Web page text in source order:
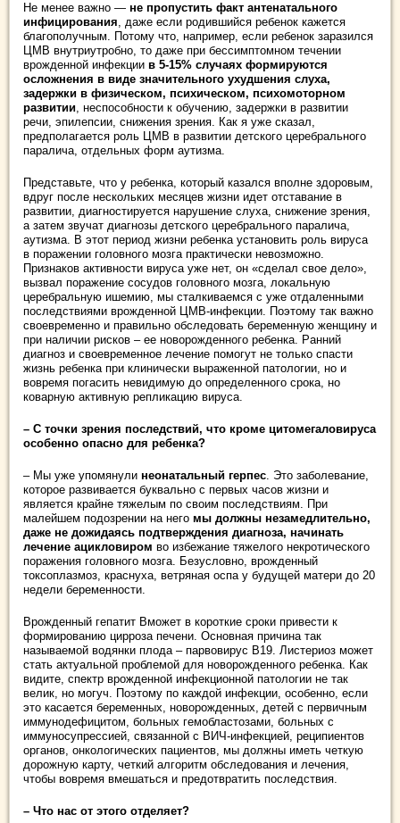
Не менее важно — не пропустить факт антенатального
инфицирования, даже если родившийся ребенок кажется
благополучным. Потому что, например, если ребенок заразился
ЦМВ внутриутробно, то даже при бессимптомном течении
врожденной инфекции в 5-15% случаях формируются
осложнения в виде значительного ухудшения слуха,
задержки в физическом, психическом, психомоторном
развитии, неспособности к обучению, задержки в развитии
речи, эпилепсии, снижения зрения. Как я уже сказал,
предполагается роль ЦМВ в развитии детского церебрального
паралича, отдельных форм аутизма.
Представьте, что у ребенка, который казался вполне здоровым,
вдруг после нескольких месяцев жизни идет отставание в
развитии, диагностируется нарушение слуха, снижение зрения,
а затем звучат диагнозы детского церебрального паралича,
аутизма. В этот период жизни ребенка установить роль вируса
в поражении головного мозга практически невозможно.
Признаков активности вируса уже нет, он «сделал свое дело»,
вызвал поражение сосудов головного мозга, локальную
церебральную ишемию, мы сталкиваемся с уже отдаленными
последствиями врожденной ЦМВ-инфекции. Поэтому так важно
своевременно и правильно обследовать беременную женщину и
при наличии рисков – ее новорожденного ребенка. Ранний
диагноз и своевременное лечение помогут не только спасти
жизнь ребенка при клинически выраженной патологии, но и
вовремя погасить невидимую до определенного срока, но
коварную активную репликацию вируса.
– С точки зрения последствий, что кроме цитомегаловируса
особенно опасно для ребенка?
– Мы уже упомянули неонатальный герпес. Это заболевание,
которое развивается буквально с первых часов жизни и
является крайне тяжелым по своим последствиям. При
малейшем подозрении на него мы должны незамедлительно,
даже не дожидаясь подтверждения диагноза, начинать
лечение ацикловиром во избежание тяжелого некротического
поражения головного мозга. Безусловно, врожденный
токсоплазмоз, краснуха, ветряная оспа у будущей матери до 20
недели беременности.
Врожденный гепатит Bможет в короткие сроки привести к
формированию цирроза печени. Основная причина так
называемой водянки плода – парвовирус B19. Листериоз может
стать актуальной проблемой для новорожденного ребенка. Как
видите, спектр врожденной инфекционной патологии не так
велик, но могуч. Поэтому по каждой инфекции, особенно, если
это касается беременных, новорожденных, детей с первичным
иммунодефицитом, больных гемобластозами, больных с
иммуносупрессией, связанной с ВИЧ-инфекцией, реципиентов
органов, онкологических пациентов, мы должны иметь четкую
дорожную карту, четкий алгоритм обследования и лечения,
чтобы вовремя вмешаться и предотвратить последствия.
– Что нас от этого отделяет?